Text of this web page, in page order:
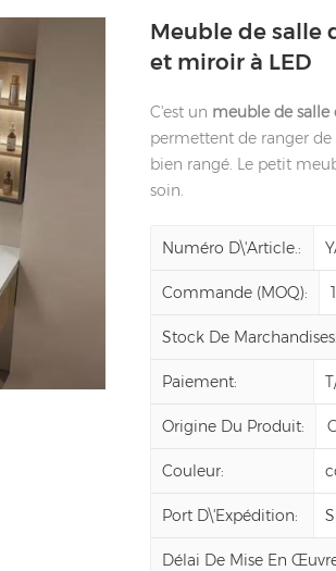
Meuble de salle
et miroir à LED
C'est un meuble de
permettent de ranger
bien rangé. Le petit
soin.
Numéro D\'article.:
Commande (MOQ): 1
Stock De Marchandises:
Paiement:
Origine Du Produit:
Couleur:
Port D\'expédition:
Délai De Mise En Œuvre